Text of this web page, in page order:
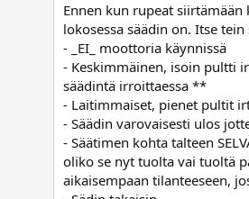
Ennen kun rupeat
lokosessa säädin on. Itse tein
- _EI_ moottoria käynnissä
- Keskimmäinen, isoin pultti
säädintä irroittaessa **
- Laitimmaiset, pienet pultit
- Säädin varovaisesti ulos
- Säätimen kohta talteen
oliko se nyt tuolta vai tuoltä
aikaisempaan tilanteeseen,